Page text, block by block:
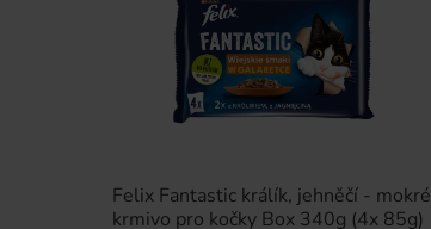
Felix Fantastic králík, jehněčí - mokré
krmivo pro kočky Box 340g (4x 85g)